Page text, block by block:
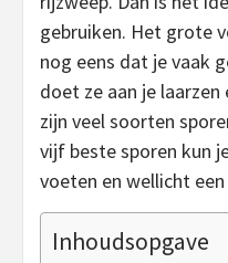
gebruiken. Het grote
nog eens dat je vaak
doet ze aan je
zijn veel soorten
vijf beste sporen kun
voeten en wellicht
Inhoudsopgave